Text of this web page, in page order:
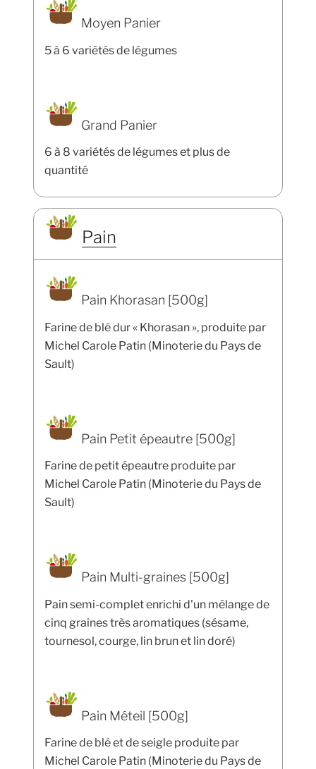
Moyen Panier
5 à 6 variétés de légumes
Grand Panier
6 à 8 variétés de légumes et plus de
quantité
Pain
Pain Khorasan [500g]
Farine de blé dur « Khorasan », produite par
Michel Carole Patin (Minoterie du Pays de
Sault)
Pain Petit épeautre [500g]
Farine de petit épeautre produite par
Michel Carole Patin (Minoterie du Pays de
Sault)
Pain Multi-graines [500g]
Pain semi-complet enrichi d'un mélange de
cinq graines très aromatiques (sésame,
tournesol, courge, lin brun et lin doré)
Pain Méteil [500g]
Farine de blé et de seigle produite par
Michel Carole Patin (Minoterie du Pays de